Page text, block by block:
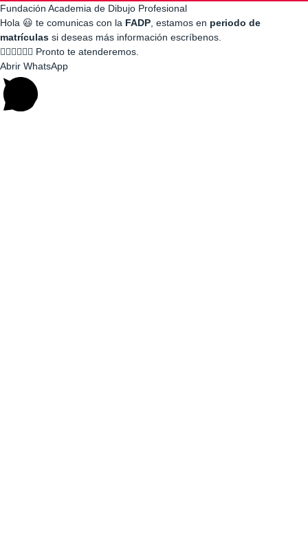
Fundación Academia de Dibujo Profesional
Hola 😃 te comunicas con la FADP , estamos en periodo de
matrículas si deseas más información escríbenos.
👇🏻👇🏽👇🏾 Pronto te atenderemos.
Abrir WhatsApp